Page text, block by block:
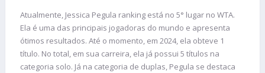
Atualmente, Jessica Pegula ranking está no 5° lugar no WTA.
Ela é uma das principais jogadoras do mundo e apresenta
ótimos resultados. Até o momento, em 2024, ela obteve 1
título. No total, em sua carreira, ela já possui 5 títulos na
categoria solo. Já na categoria de duplas, Pegula se destaca